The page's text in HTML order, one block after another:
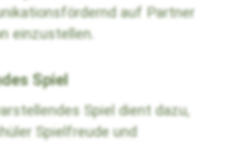
auf Partner
einzustellen.
Spiel
Spiel dient dazu,
Spielfreude und